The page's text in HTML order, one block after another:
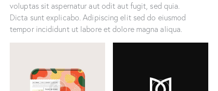
voluptas sit aspernatur aut odit aut fugit, sed quia.
Dicta sunt explicabo. Adipiscing elit sed do eiusmod
tempor incididunt ut labore et dolore magna aliqua.